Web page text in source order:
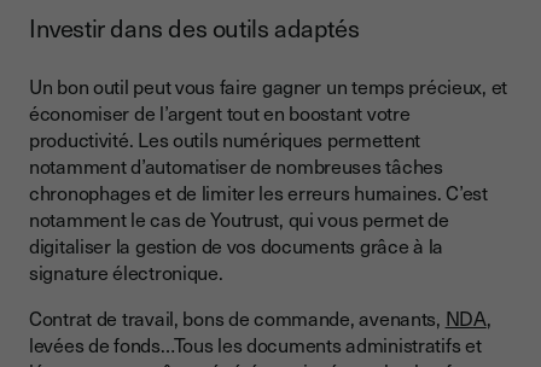
Investir dans des outils adaptés
Un bon outil peut vous faire gagner un temps précieux, et
économiser de l’argent tout en boostant votre
productivité. Les outils numériques permettent
notamment d’automatiser de nombreuses tâches
chronophages et de limiter les erreurs humaines. C’est
notamment le cas de Youtrust, qui vous permet de
digitaliser la gestion de vos documents grâce à la
signature électronique.
Contrat de travail, bons de commande, avenants, NDA,
levées de fonds…Tous les documents administratifs et